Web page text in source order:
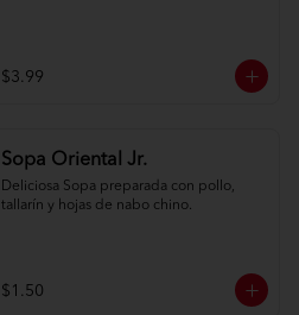
$3.99
Sopa Oriental Jr.
Deliciosa Sopa preparada con pollo,
tallarín y hojas de nabo chino.
$1.50